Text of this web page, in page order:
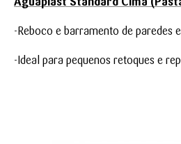
-Reboco e barramento de paredes
-Ideal para pequenos retoques e